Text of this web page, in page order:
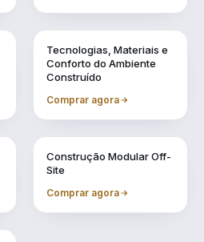
Tecnologias, Materiais e
Conforto do Ambiente
Construído
Comprar agora
Construção Modular Off-
Site
Comprar agora